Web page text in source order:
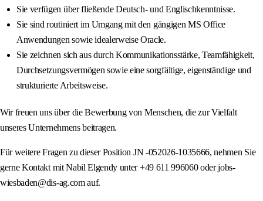
Sie verfügen über fließende Deutsch- und Englischkenntnisse.
Sie sind routiniert im Umgang mit den gängigen MS Office
Anwendungen sowie idealerweise Oracle.
Sie zeichnen sich aus durch Kommunikationsstärke, Teamfähigkeit,
Durchsetzungsvermögen sowie eine sorgfältige, eigenständige und
strukturierte Arbeitsweise.
Wir freuen uns über die Bewerbung von Menschen, die zur Vielfalt
unseres Unternehmens beitragen.
Für weitere Fragen zu dieser Position JN -052026-1035666, nehmen Sie
gerne Kontakt mit Nabil Elgendy unter +49 611 996060 oder jobs-
wiesbaden@dis-ag.com auf.